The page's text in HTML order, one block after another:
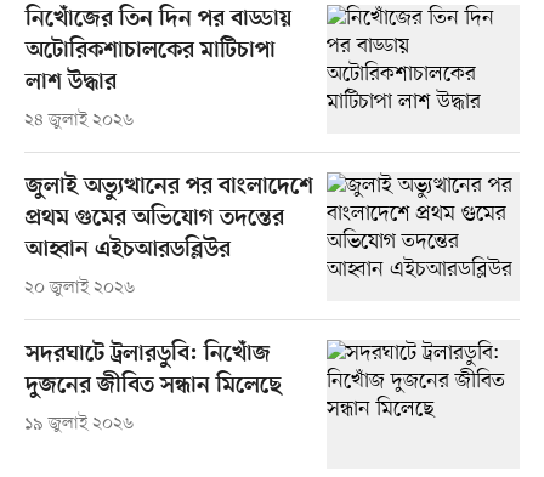
নিখোঁজের তিন দিন পর বাড্ডায়
অটোরিকশাচালকের মাটিচাপা
লাশ উদ্ধার
২৪ জুলাই ২০২৬
জুলাই অভ্যুত্থানের পর বাংলাদেশে
প্রথম গুমের অভিযোগ তদন্তের
আহ্বান এইচআরডব্লিউর
২০ জুলাই ২০২৬
সদরঘাটে ট্রলারডুবি: নিখোঁজ
দুজনের জীবিত সন্ধান মিলেছে
১৯ জুলাই ২০২৬